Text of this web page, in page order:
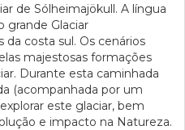
de Sólheimajökull. A língua
grande Glaciar
da costa sul. Os cenários
majestosas formações
Durante esta caminhada
(acompanhada por um
este glaciar, bem
e impacto na Natureza.